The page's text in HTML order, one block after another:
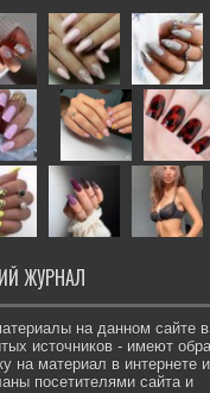
ЖУРНАЛ
на данном сайте
источников - имеют
на материал в интернете
посетителями сайта и